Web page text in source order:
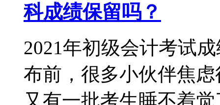
科成绩保留吗？
2021年初级会计考试
布前，很多小伙伴焦
又有一批考生睡不着